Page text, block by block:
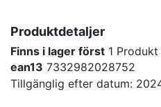
Produktdetaljer
Finns i lager först 1 Produkt
ean13 7332982028752
Tillgänglig efter datum: